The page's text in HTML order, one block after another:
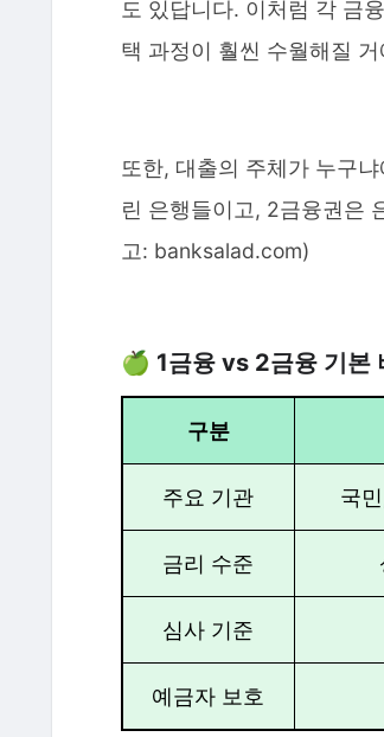
도 있답니다. 이처럼 각 금
택 과정이 훨씬 수월해질 거
또한, 대출의 주체가 누구
린 은행들이고, 2금융권은
고: banksalad.com)
🍏 1금융 vs 2금융 기본
구분
주요 기관 국
금리 수준
심사 기준
예금자 보호